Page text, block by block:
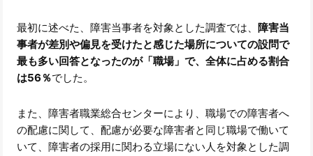
最初に述べた、障害当事者を対象とした調査では、障害当
事者が差別や偏見を受けたと感じた場所についての設問で
最も多い回答となったのが「職場」で、全体に占める割合
は56％でした。
また、障害者職業総合センターにより、職場での障害者へ
の配慮に関して、配慮が必要な障害者と同じ職場で働いて
いて、障害者の採用に関わる立場にない人を対象とした調